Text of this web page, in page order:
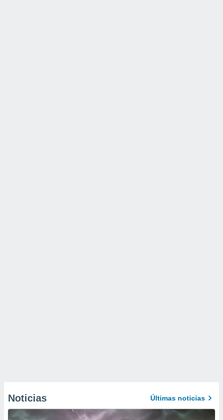
Noticias Últimas noticias